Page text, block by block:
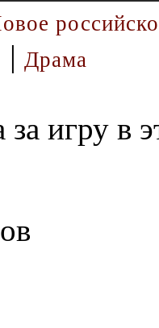
| Драма
за игру в